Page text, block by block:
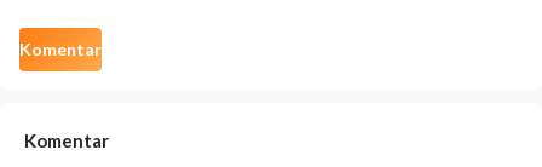
Komentar
Komentar